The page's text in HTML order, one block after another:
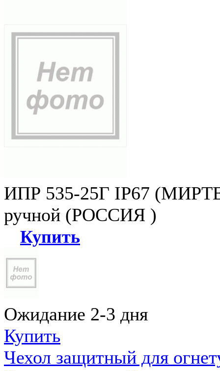
ИПР 535-25Г IP67
ручной (РОССИЯ )
Купить
Ожидание 2-3 дня
Купить
Чехол защитный для